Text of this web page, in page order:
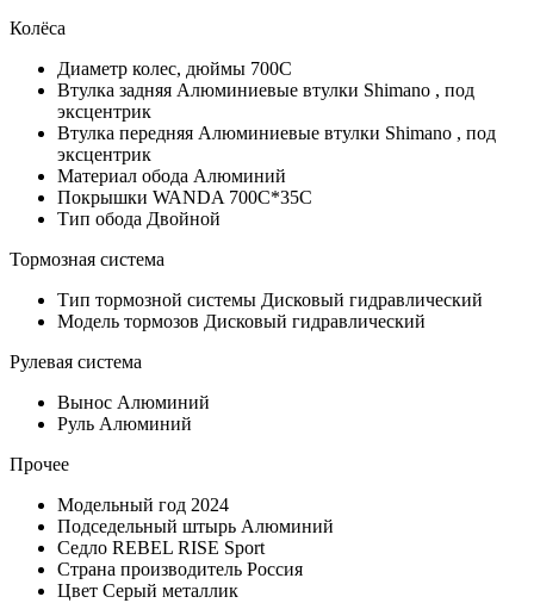
Колёса
Диаметр колес, дюймы 700C
Втулка задняя Алюминиевые втулки Shimano , под
эксцентрик
Втулка передняя Алюминиевые втулки Shimano , под
эксцентрик
Материал обода Алюминий
Покрышки WANDA 700C*35C
Тип обода Двойной
Тормозная система
Тип тормозной системы Дисковый гидравлический
Модель тормозов Дисковый гидравлический
Рулевая система
Вынос Алюминий
Руль Алюминий
Прочее
Модельный год 2024
Подседельный штырь Алюминий
Седло REBEL RISE Sport
Страна производитель Россия
Цвет Серый металлик